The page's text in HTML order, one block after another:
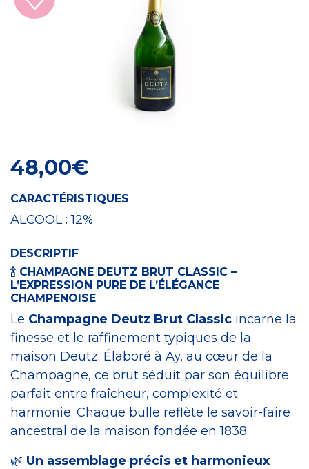
48,00€
CARACTÉRISTIQUES
ALCOOL :12%
DESCRIPTIF
🍾 CHAMPAGNE DEUTZ BRUT CLASSIC –
L’EXPRESSION PURE DE L’ÉLÉGANCE
CHAMPENOISE
Le Champagne Deutz Brut Classic incarne la
finesse et le raffinement typiques de la
maison Deutz. Élaboré à Aÿ, au cœur de la
Champagne, ce brut séduit par son équilibre
parfait entre fraîcheur, complexité et
harmonie. Chaque bulle reflète le savoir-faire
ancestral de la maison fondée en 1838.
🌿 Un assemblage précis et harmonieux